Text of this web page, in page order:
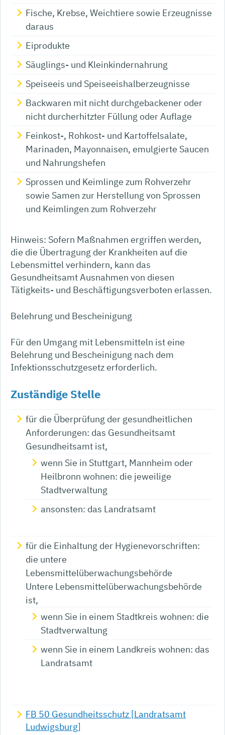
Fische, Krebse, Weichtiere sowie Erzeugnisse
daraus
Eiprodukte
Säuglings- und Kleinkindernahrung
Speiseeis und Speiseeishalberzeugnisse
Backwaren mit nicht durchgebackener oder
nicht durcherhitzter Füllung oder Auflage
Feinkost-, Rohkost- und Kartoffelsalate,
Marinaden, Mayonnaisen, emulgierte Saucen
und Nahrungshefen
Sprossen und Keimlinge zum Rohverzehr
sowie Samen zur Herstellung von Sprossen
und Keimlingen zum Rohverzehr
Hinweis: Sofern Maßnahmen ergriffen werden,
die die Übertragung der Krankheiten auf die
Lebensmittel verhindern, kann das
Gesundheitsamt Ausnahmen von diesen
Tätigkeits- und Beschäftigungsverboten erlassen.
Belehrung und Bescheinigung
Für den Umgang mit Lebensmitteln ist eine
Belehrung und Bescheinigung nach dem
Infektionsschutzgesetz erforderlich.
Zuständige Stelle
für die Überprüfung der gesundheitlichen
Anforderungen: das Gesundheitsamt
Gesundheitsamt ist,
wenn Sie in Stuttgart, Mannheim oder
Heilbronn wohnen: die jeweilige
Stadtverwaltung
ansonsten: das Landratsamt
für die Einhaltung der Hygienevorschriften:
die untere
Lebensmittelüberwachungsbehörde
Untere Lebensmittelüberwachungsbehörde
ist,
wenn Sie in einem Stadtkreis wohnen: die
Stadtverwaltung
wenn Sie in einem Landkreis wohnen: das
Landratsamt
FB 50 Gesundheitsschutz [Landratsamt
Ludwigsburg]